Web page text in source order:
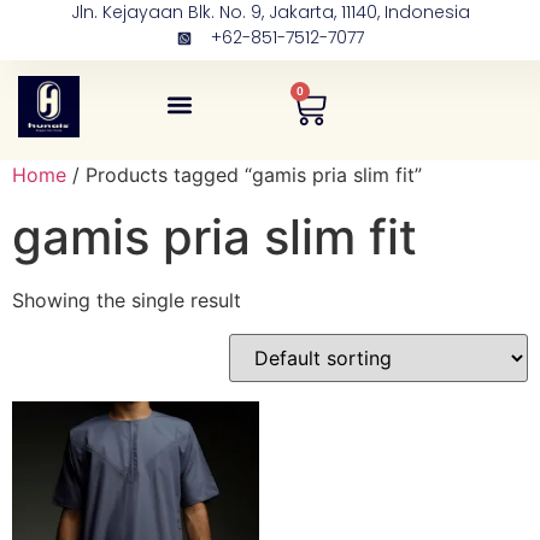
Jln. Kejayaan Blk. No. 9, Jakarta, 11140, Indonesia
+62-851-7512-7077
0
Home / Products tagged “gamis pria slim fit”
gamis pria slim fit
Showing the single result